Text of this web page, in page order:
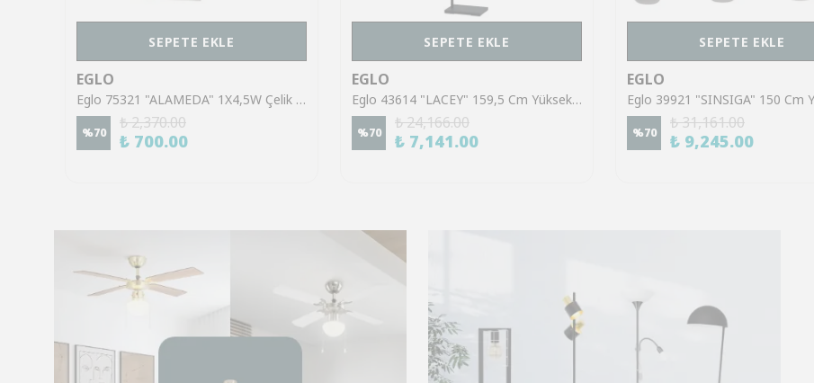
SEPETE EKLE
EGLO
Eglo 75321 "ALAMEDA" 1X4,5W Çelik Nikel Mat Sıva Üstü Spot
%70
₺ 2,370.00
₺ 700.00
SEPETE EKLE
EGLO
Eglo 43614 "LACEY" 159,5 Cm Yüksekliğinde Çelik, Ahşap Köşe Lambası Lambader
%70
₺ 24,166.00
₺ 7,141.00
SEPETE EKLE
EGLO
%70
₺ 31,161.00
₺ 9,245.00